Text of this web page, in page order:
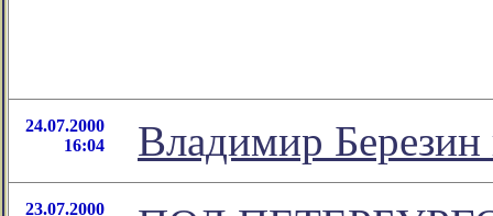
24.07.2000
16:04
Владимир
23.07.2000